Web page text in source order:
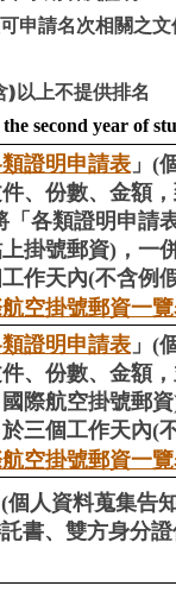
申請名次相關之文
)以上不提供排名
second year of
證明申請表 」(
、份數、金額
「各類證明申請
掛號郵資)，一
作天內(不含例
空掛號郵資一
證明申請表 」(
、份數、金額
際航空掛號郵
三個工作天內(
空掛號郵資一
(個人資料蒐集告
書、雙方身分